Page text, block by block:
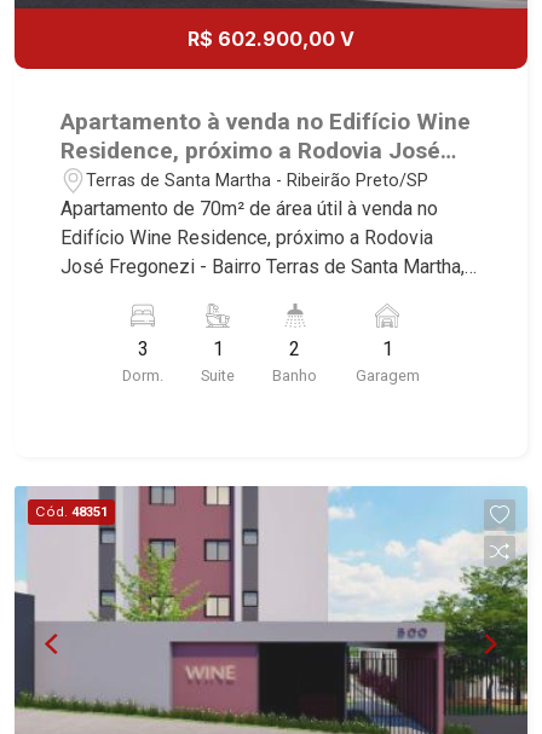
R$ 602.900,00 V
Apartamento à venda no Edifício Wine
Residence, próximo a Rodovia José
Fregonezi - Ribeirão Preto/SP.
Terras de Santa Martha - Ribeirão Preto/SP
Apartamento de 70m² de área útil à venda no
Edifício Wine Residence, próximo a Rodovia
José Fregonezi - Bairro Terras de Santa Martha,
deste imóvel que a Martinelli Imobiliária
selecionou para você: - 70m² de área útil - 3
dormitórios sendo 1 suíte - Banheiro social - Sala
Fiúsa, 1051 - Alto da Boa Vista | Ribeirão Preto.
3
Dorm.
1
Suite
2
Banho
1
Garagem
Cód. 48351